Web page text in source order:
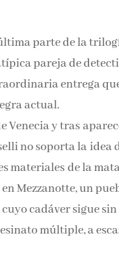
parte de la
pareja de
entrega
actual.
Venecia y tras
no soporta la
materiales de la
Mezzanotte, un
cadáver sigue
múltiple, a